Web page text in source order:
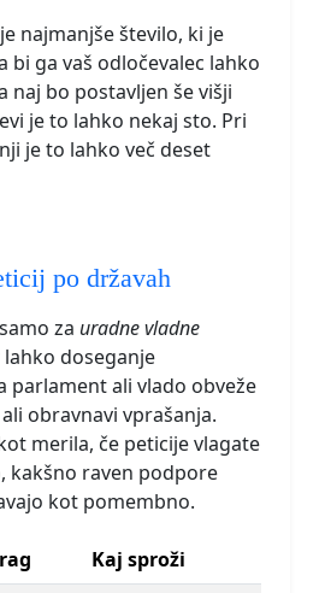
najmanjše število, ki je
bi ga vaš odločevalec lahko
naj bo postavljen še višji
je to lahko nekaj sto. Pri
je to lahko več deset
po državah
za uradne vladne
lahko doseganje
parlament ali vlado obveže
obravnavi vprašanja.
merila, če peticije vlagate
kakšno raven podpore
kot pomembno.
Kaj sproži